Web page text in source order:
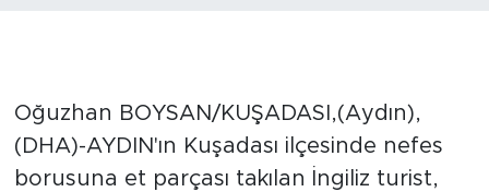
Oğuzhan BOYSAN/KUŞADASI,(Aydın),
(DHA)-AYDIN'ın Kuşadası ilçesinde nefes
borusuna et parçası takılan İngiliz turist,